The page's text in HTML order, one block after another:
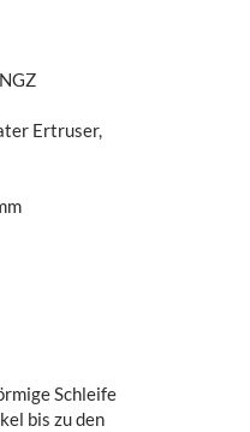
Ertruser,
Schleife
bis zu den